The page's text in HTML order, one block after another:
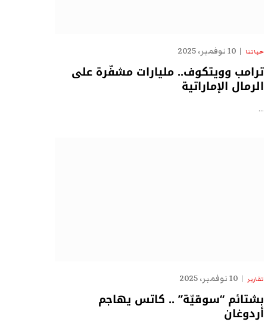
حياتنا 10 نوفمبر، 2025
ترامب وويتكوف.. مليارات مشفّرة على
الرمال الإماراتية
…
تقارير 10 نوفمبر، 2025
بشتائم “سوقيّة” .. كاتس يهاجم
أردوغان